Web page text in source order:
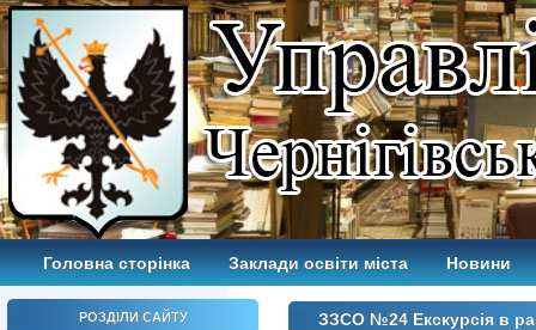
Головна сторінка Заклади освіти міста Новини
РОЗДІЛИ САЙТУ ЗЗСО №24 Екскурсія в